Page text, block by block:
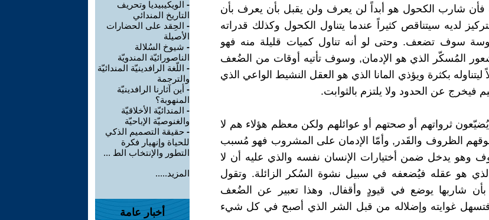
شارب الكحول هو أبداً لن يعرف ولن يقبل بأن يعرف بأن
لديه سيتناقص كثيراً عندما يتناول الكحول وكذلك قدراته
سوف تضعف. وحتى لو أنه تناول كميات قليلة منه فهو
المُسكّر الذي هو الإدمان, وسوف تأتيه أوقات من الضُعف
ليتناوله بكثرة ويؤذي المانا الذي هو العقل النشيط الواعي الذي
فيخرج عن الحدود ولا يلتزم بالثوابت.
يُضيّعون ثرواتهم أو صحتهم أو عوائلهم ولكن معظم هؤلاء هم لا
الظروف والقَدر, وأمّا الإدمان على المشروب فهو مُسبب
وهو يدخل ضمن أختيارات الإنسان نفسه والذي عليه أن لا
هو عقله فيُضعفه في سبيل نشوة السُكر الزائلة. وتقول
شاربها يوضع في قيودٍ وأقفال, وهذا تعبير عن الضُعف
فتسهل غوايته وإضلاله من قبل الشر الذي أصبح في كل شيء
- الويكيبيديا وتحريف
التاريخ المندائي
- الحِقد على الحضارات
الأصيلة
- شيوخ السُلالة
الناصورائيّة المندويّة
- اللّغة الرافدينيّة المندائيّة
والترجمة
- أين آثارنا الرافدينيّة
المنهوبة؟
- المندائيّة الأخلاقيّة
والغنوصيّة الإباحيّة
- حقيقة التصميم الذكي
للحياة وإنهيار فكرة
التطور والإنتخاب الط ...
المزيد.....
أخبار عامة